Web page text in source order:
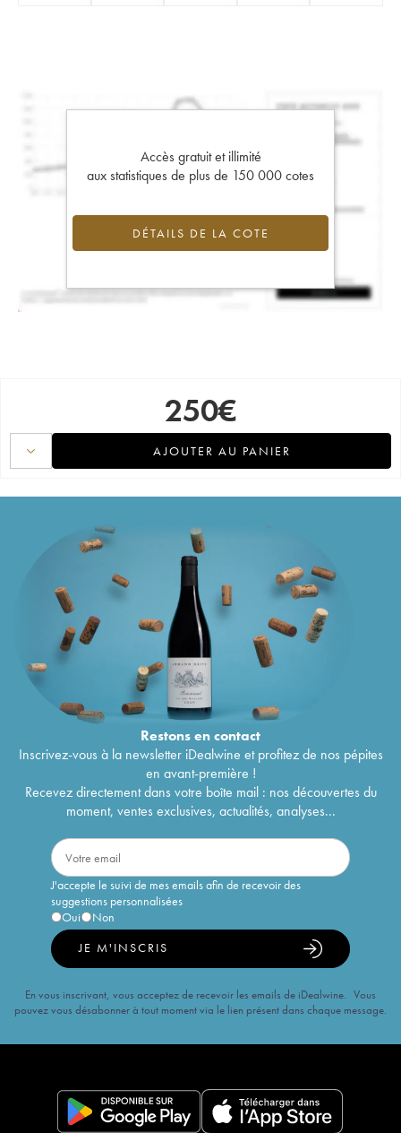
Accès gratuit et illimité
aux statistiques de plus de 150 000 cotes
DÉTAILS DE LA COTE
250€
AJOUTER AU PANIER
Restons encontact
Inscrivez-vous à la newsletter iDealwine et profitez de nos pépites
en avant-première !
Recevez directement dans votre boîte mail : nos découvertes du
moment, ventes exclusives, actualités, analyses...
J'accepte le suivi de mes emails afin de recevoir des
suggestions personnalisées
Oui
Non
JE M'INSCRIS
En vous inscrivant, vous acceptez de recevoir les emails de iDealwine. Vous
pouvez vous désabonner à tout moment via le lien présent dans chaque message.